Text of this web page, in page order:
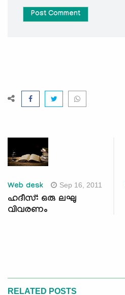
Post Comment
Web desk Sep 16, 2011
ഹദീസ്: ഒരു ലഘു
വിവരണം
RELATED POSTS